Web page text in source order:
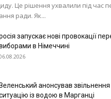
Це рішення ухвалили під час
ради. Як...
запускає нові провокації
в Німеччині
анонсував
із водою в Марганці